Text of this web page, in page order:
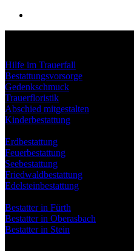
Hilfe im Trauerfall
Bestattungsvorsorge
Gedenkschmuck
Trauerfloristik
Abschied mitgestalten
Kinderbestattung
Erdbestattung
Feuerbestattung
Seebestattung
Friedwaldbestattung
Edelsteinbestattung
Bestatter in Fürth
Bestatter in Oberasbach
Bestatter in Stein